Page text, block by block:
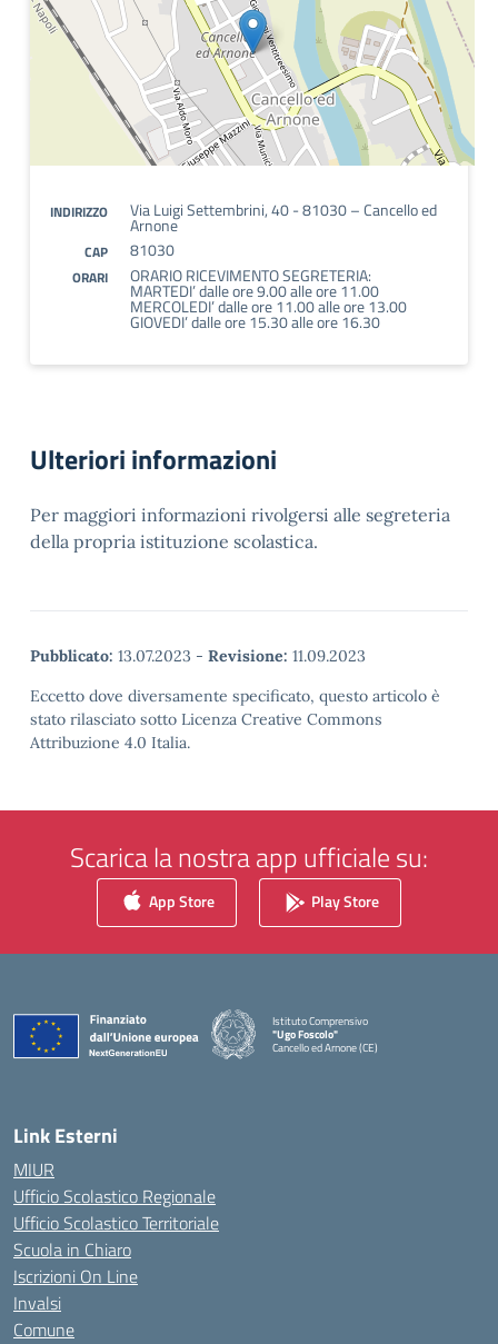
INDIRIZZO Via Luigi Settembrini, 40 - 81030 – Cancello ed
Arnone
CAP 81030
ORARI ORARIO RICEVIMENTO SEGRETERIA:
MARTEDI’ dalle ore 9.00 alle ore 11.00
MERCOLEDI’ dalle ore 11.00 alle ore 13.00
GIOVEDI’ dalle ore 15.30 alle ore 16.30
Ulteriori informazioni
Per maggiori informazioni rivolgersi alle segreteria
della propria istituzione scolastica.
Pubblicato: 13.07.2023 - Revisione: 11.09.2023
Eccetto dove diversamente specificato, questo articolo è
stato rilasciato sotto Licenza Creative Commons
Attribuzione 4.0 Italia.
Scarica la nostra app ufficiale su:
App Store Play Store
Istituto Comprensivo
"Ugo Foscolo"
Cancello ed Arnone (CE)
Link Esterni
MIUR
Ufficio Scolastico Regionale
Ufficio Scolastico Territoriale
Scuola in Chiaro
Iscrizioni On Line
Invalsi
Comune